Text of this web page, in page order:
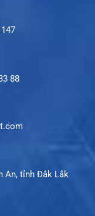
88
An, tỉnh Đắk Lắk